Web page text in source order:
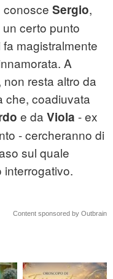
conosce Sergio,
certo punto
magistralmente
A
resta altro da
che, coadiuvata
e da Viola - ex
- cercheranno di
sul quale
Content sponsored by Outbrain